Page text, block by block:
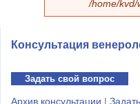
/home/kvd/
Консультация
Задать свой вопрос
Архив консультации |